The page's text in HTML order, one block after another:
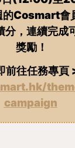
Cosmart會
分，連續完成
獎勵！
前往任務專頁
campaign